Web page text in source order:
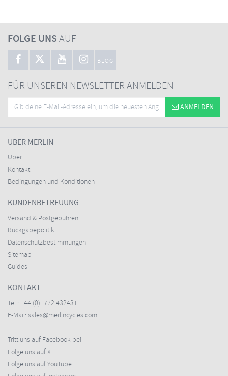
FOLGE UNSAUF
BLOG
FÜR UNSEREN NEWSLETTER ANMELDEN
ANMELDEN
ÜBER MERLIN
Über
Kontakt
Bedingungen und Konditionen
KUNDENBETREUUNG
Versand & Postgebühren
Rückgabepolitik
Datenschutzbestimmungen
Sitemap
Guides
KONTAKT
Tel.: +44 (0)1772 432431
E-Mail: sales@merlincycles.com
Tritt uns auf Facebook bei
Folge uns auf X
Folge uns auf YouTube